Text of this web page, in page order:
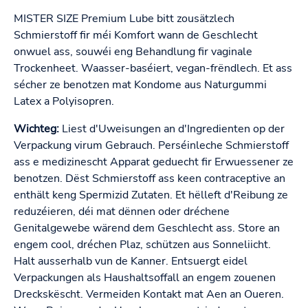
MISTER SIZE Premium Lube bitt zousätzlech
Schmierstoff fir méi Komfort wann de Geschlecht
onwuel ass, souwéi eng Behandlung fir vaginale
Trockenheet. Waasser-baséiert, vegan-frëndlech. Et ass
sécher ze benotzen mat Kondome aus Naturgummi
Latex a Polyisopren.
Wichteg: Liest d'Uweisungen an d'Ingredienten op der
Verpackung virum Gebrauch. Perséinleche Schmierstoff
ass e medizinescht Apparat geduecht fir Erwuessener ze
benotzen. Dëst Schmierstoff ass keen contraceptive an
enthält keng Spermizid Zutaten. Et hëlleft d'Reibung ze
reduzéieren, déi mat dënnen oder dréchene
Genitalgewebe wärend dem Geschlecht ass. Store an
engem cool, dréchen Plaz, schützen aus Sonneliicht.
Halt ausserhalb vun de Kanner. Entsuergt eidel
Verpackungen als Haushaltsoffall an engem zouenen
Dreckskëscht. Vermeiden Kontakt mat Aen an Oueren.